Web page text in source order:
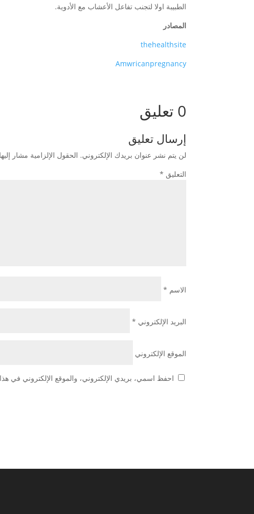
الطبيبة اولا لتجنب تفاعل الأعشاب مع الأدوية.
المصادر
thehealthsite
Amwricanpregnancy
0 تعليق
إرسال تعليق
لن يتم نشر عنوان بريدك الإلكتروني. الحقول الإلزامية مشار
التعليق *
الاسم *
البريد الإلكتروني *
الموقع الإلكتروني
احفظ اسمي، بريدي الإلكتروني، والموقع الإلكتروني في